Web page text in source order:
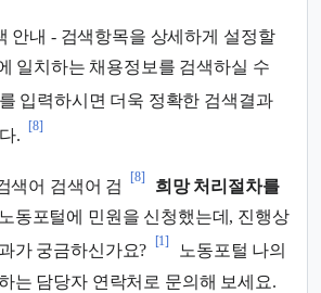
안내 - 검색항목을 상세하게 설정할
일치하는 채용정보를 검색하실 수
입력하시면 더욱 정확한 검색결과
.
[8]
색어 검색어 검
[8]
희망 처리절차를
노동포털에 민원을 신청했는데, 진행상
가 궁금하신가요?
[1]
노동포털 나의
는 담당자 연락처로 문의해 보세요.